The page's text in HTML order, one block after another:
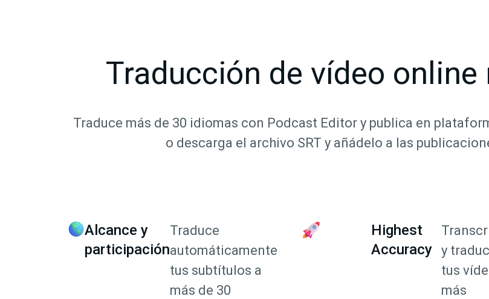
Traducción de vídeo
Traduce más de 30 idiomas con Podcast Editor y publica en
o descarga el archivo SRT y añádelo a las
Alcance y
participación
Traduce
automáticamente
tus subtítulos a
más de 30
Highest
Accuracy y
tus
más